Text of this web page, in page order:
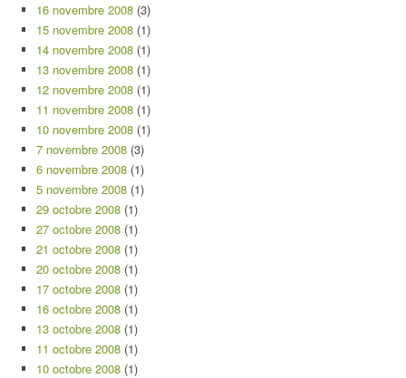
16 novembre 2008 (3)
15 novembre 2008 (1)
14 novembre 2008 (1)
13 novembre 2008 (1)
12 novembre 2008 (1)
11 novembre 2008 (1)
10 novembre 2008 (1)
7 novembre 2008 (3)
6 novembre 2008 (1)
5 novembre 2008 (1)
29 octobre 2008 (1)
27 octobre 2008 (1)
21 octobre 2008 (1)
20 octobre 2008 (1)
17 octobre 2008 (1)
16 octobre 2008 (1)
13 octobre 2008 (1)
11 octobre 2008 (1)
10 octobre 2008 (1)